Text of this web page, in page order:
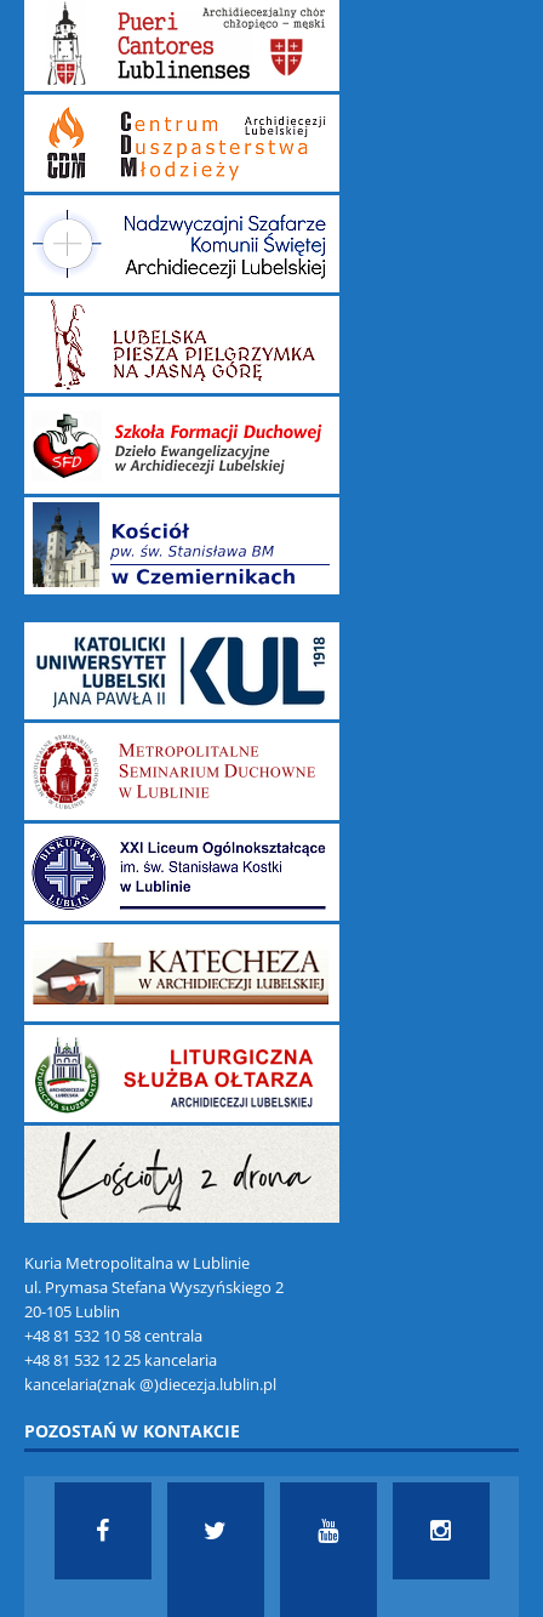
Kuria Metropolitalna w Lublinie
ul. Prymasa Stefana Wyszyńskiego 2
20-105 Lublin
+48 81 532 10 58 centrala
+48 81 532 12 25 kancelaria
kancelaria(znak @)diecezja.lublin.pl
POZOSTAŃ W KONTAKCIE